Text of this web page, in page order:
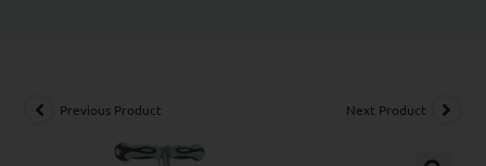
Previous Product Next Product